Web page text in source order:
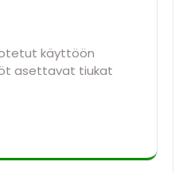
käyttöön
asettavat tiukat